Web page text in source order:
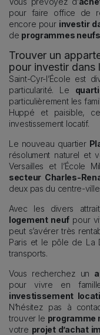
pour faire office de
encore pour investir
de programmes neufs
Trouver un
pour investir dans
Saint-Cyr-l’École est
particularité. Le
particulièrement les
Huppé et paisible,
investissement locatif.
Le nouveau quartier
résolument naturel et
Versailles et l’École
secteur Charles-
deux pas du centre-ville.
Avec les divers
logement neuf pour
peut s’avérer très
Paris et le pôle de La
transports.
Vous recherchez un
pour vivre en
investissement
N’hésitez pas à
trouver le programme
votre projet d’achat